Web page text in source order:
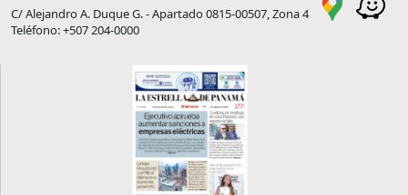
C/ Alejandro A. Duque G. - Apartado 0815-00507, Zona 4
Teléfono: +507 204-0000